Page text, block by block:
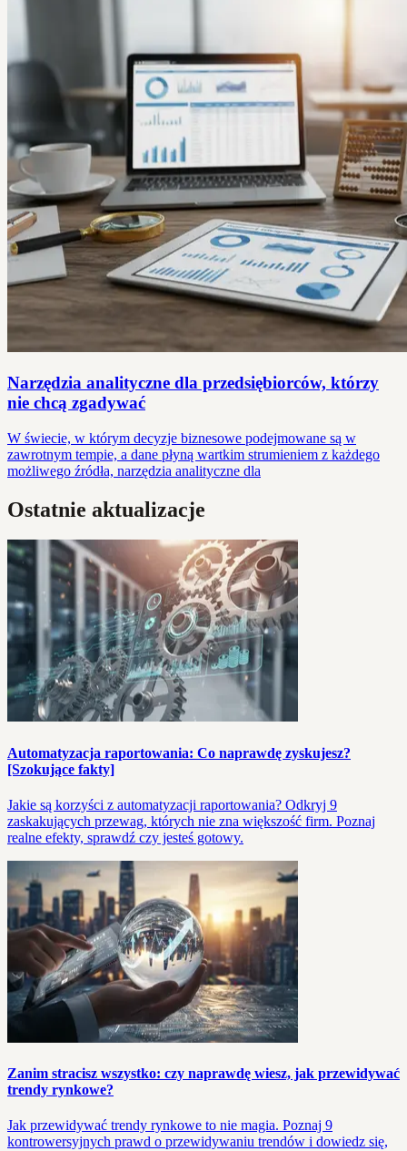
Narzędzia analityczne dla przedsiębiorców, którzy
nie chcą zgadywać
W świecie, w którym decyzje biznesowe podejmowane są w
zawrotnym tempie, a dane płyną wartkim strumieniem z każdego
możliwego źródła, narzędzia analityczne dla
Ostatnie aktualizacje
Automatyzacja raportowania: Co naprawdę zyskujesz?
[Szokujące fakty]
Jakie są korzyści z automatyzacji raportowania? Odkryj 9
zaskakujących przewag, których nie zna większość firm. Poznaj
realne efekty, sprawdź czy jesteś gotowy.
Zanim stracisz wszystko: czy naprawdę wiesz, jak przewidywać
trendy rynkowe?
Jak przewidywać trendy rynkowe to nie magia. Poznaj 9
kontrowersyjnych prawd o przewidywaniu trendów i dowiedz się,